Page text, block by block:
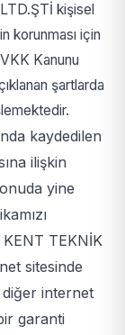
kişisel
korunması için
Kanunu
şartlarda
kaydedilen
ilişkin
yine
TEKNİK
sitesinde
internet
garanti